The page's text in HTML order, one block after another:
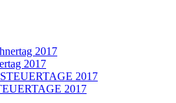
2017
2017